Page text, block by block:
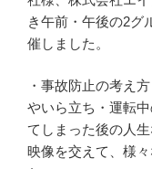
き午前・午後の2グ
催しました。
・事故防止の考え
やいら立ち・運転
てしまった後の人
映像を交えて、様